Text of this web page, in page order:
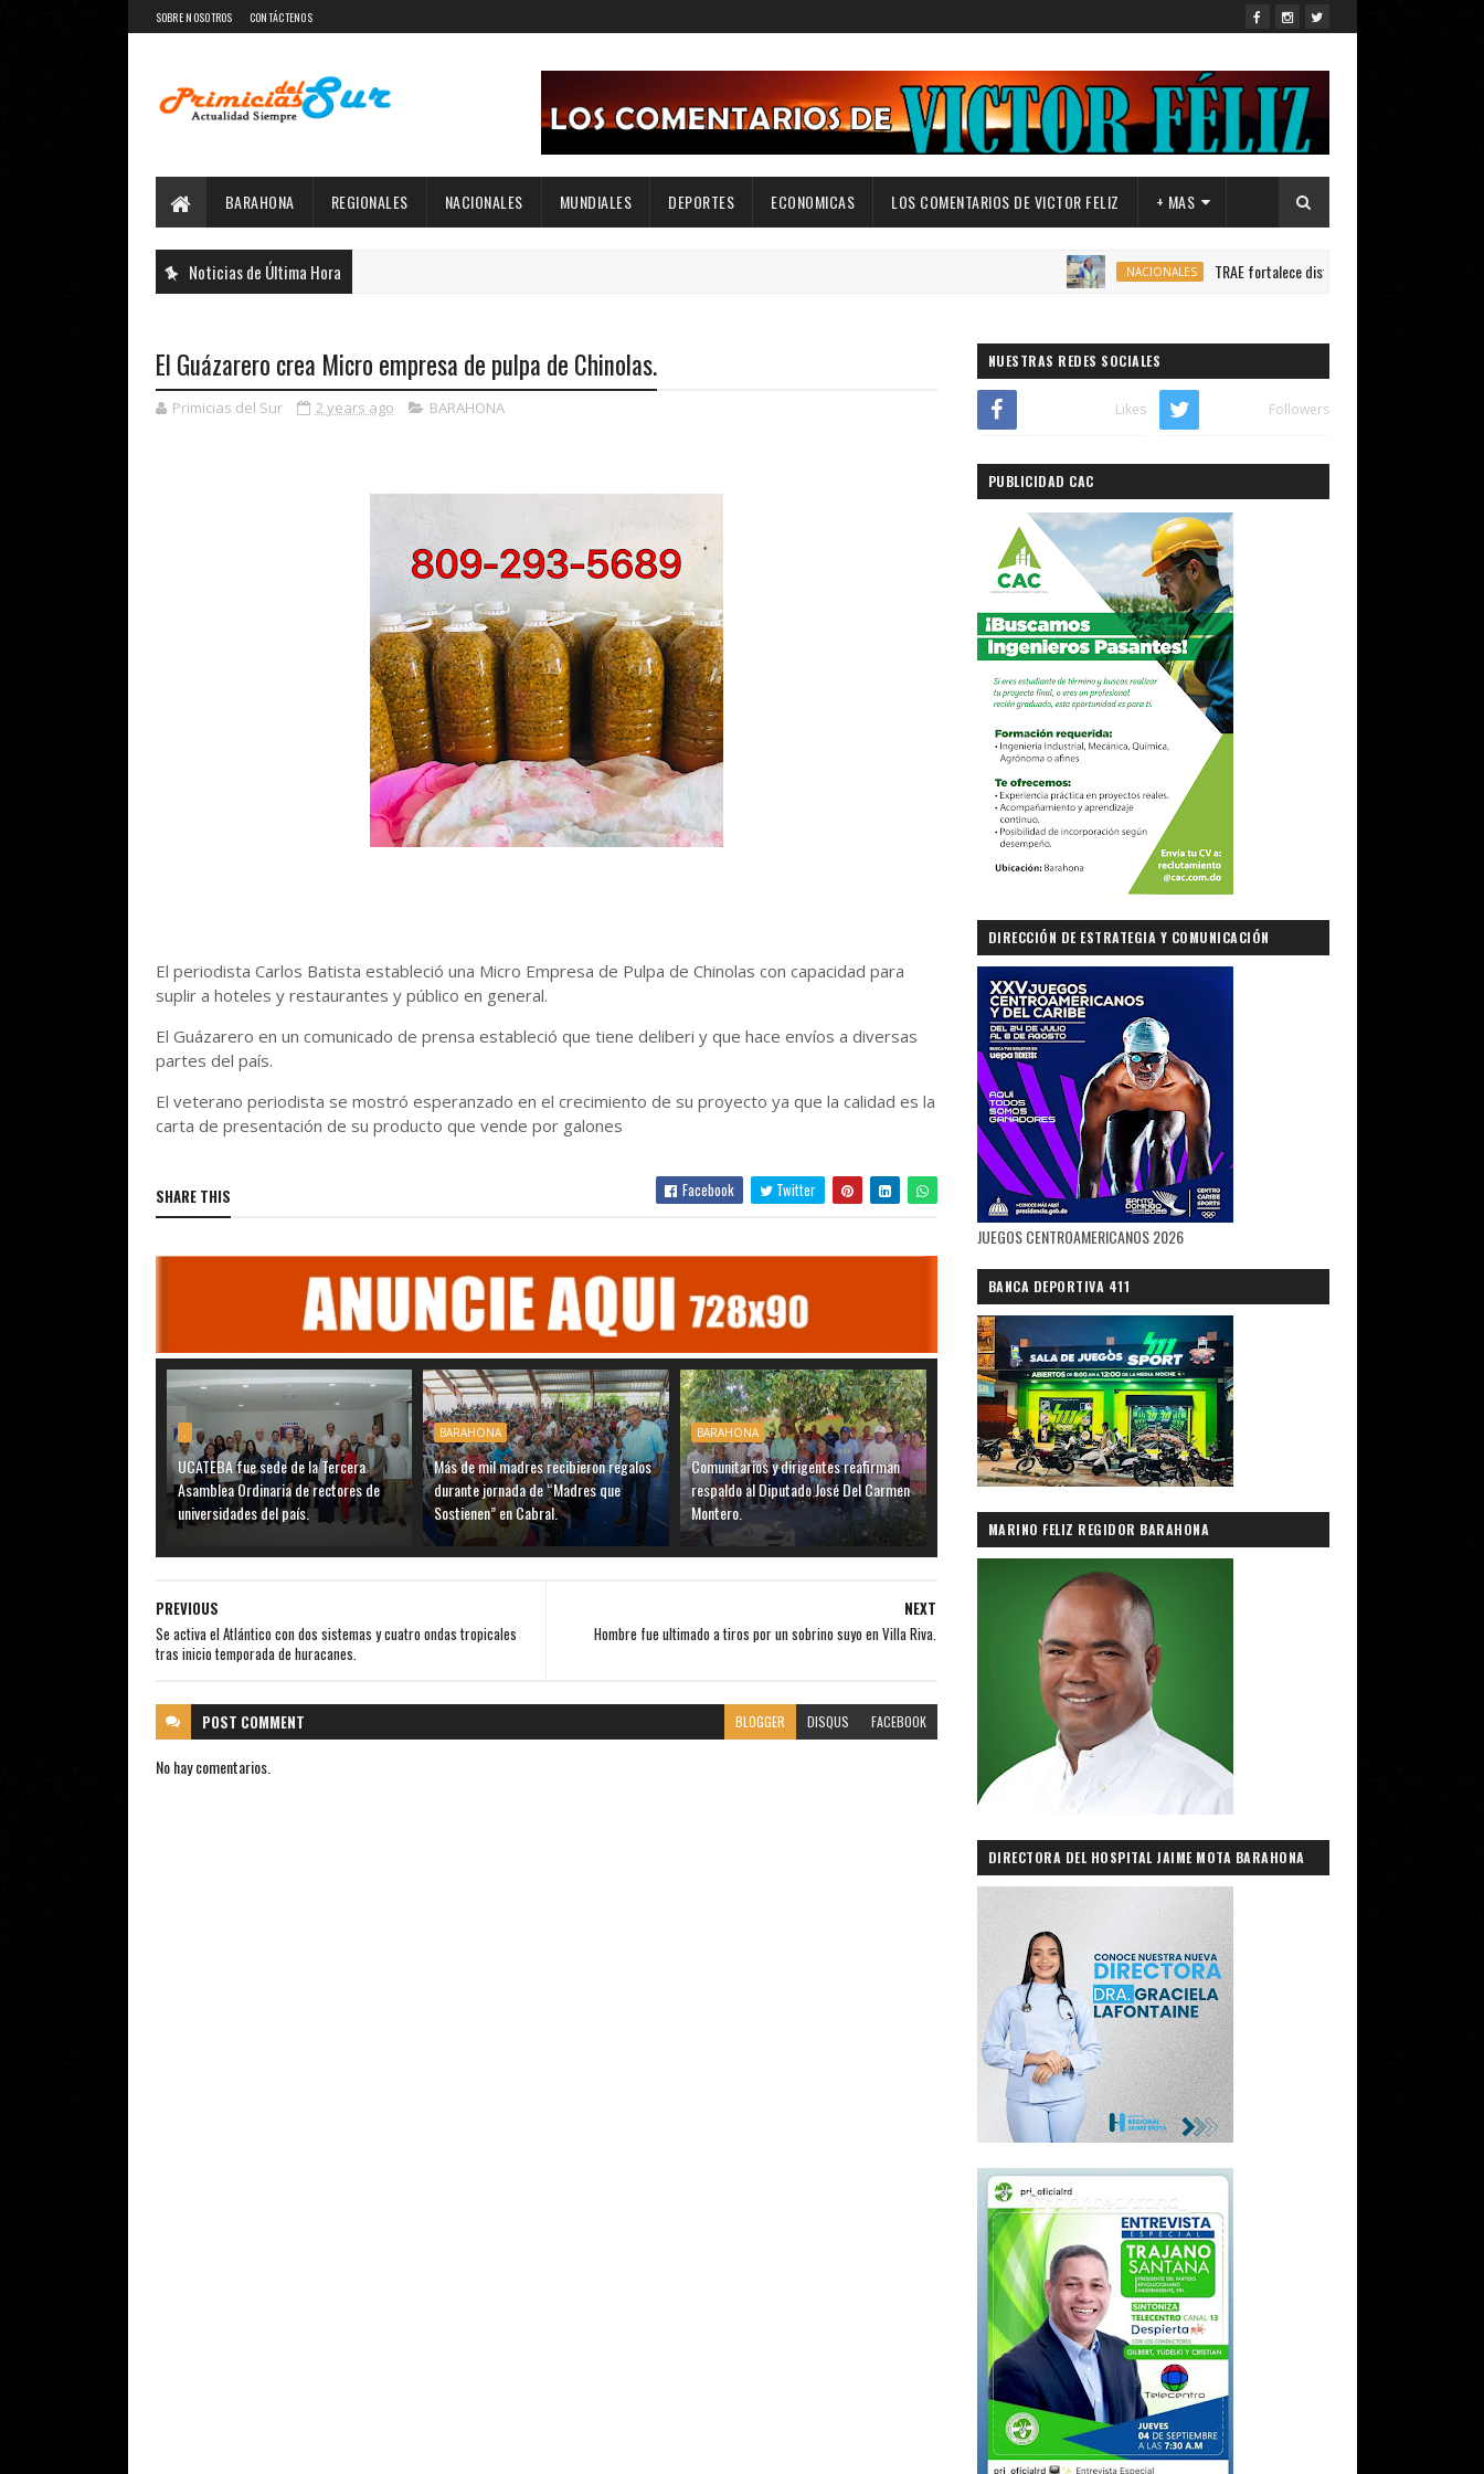
SOBRE NOSOTROS CONTÁCTENOS
BARAHONA REGIONALES NACIONALES MUNDIALES DEPORTES ECONOMICAS LOS COMENTARIOS DE VICTOR FELIZ + MAS
Noticias de Última Hora .NACIONALES TRAE fortalece distribución de autobuses en todo el
El Guázarero crea Micro empresa de pulpa de Chinolas.
Primicias del Sur 2 years ago BARAHONA
El periodista Carlos Batista estableció una Micro Empresa de Pulpa de Chinolas con capacidad para
suplir a hoteles y restaurantes y público en general.
El Guázarero en un comunicado de prensa estableció que tiene deliberi y que hace envíos a diversas
partes del país.
El veterano periodista se mostró esperanzado en el crecimiento de su proyecto ya que la calidad es la
carta de presentación de su producto que vende por galones
SHARE THIS Facebook Twitter
.
UCATEBA fue sede de la Tercera
Asamblea Ordinaria de rectores de
universidades del país.
BARAHONA
Más de mil madres recibieron regalos
durante jornada de “Madres que
Sostienen” en Cabral.
BARAHONA
Comunitarios y dirigentes reafirman
respaldo al Diputado José Del Carmen
Montero.
NEXT
Hombre fue ultimado a tiros por un sobrino suyo en Villa Riva.
PREVIOUS
Se activa el Atlántico con dos sistemas y cuatro ondas tropicales
tras inicio temporada de huracanes.
POST COMMENT BLOGGER DISQUS FACEBOOK
No hay comentarios.
NUESTRAS REDES SOCIALES
Likes Followers
PUBLICIDAD CAC
DIRECCIÓN DE ESTRATEGIA Y COMUNICACIÓN
GUBERNAMENTAL
JUEGOS CENTROAMERICANOS 2026
BANCA DEPORTIVA 411
MARINO FELIZ REGIDOR BARAHONA
DIRECTORA DEL HOSPITAL JAIME MOTA BARAHONA